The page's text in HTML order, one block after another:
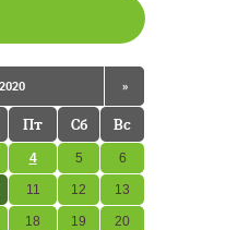
»
Пт Сб Вс
4 5 6
11 12 13
18 19 20